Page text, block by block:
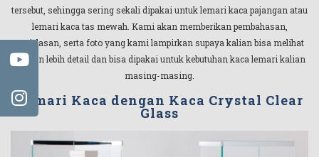
tersebut, sehingga sering sekali dipakai untuk lemari kaca pajangan atau
lemari kaca tas mewah. Kami akan memberikan pembahasan,
penjelasan, serta foto yang kami lampirkan supaya kalian bisa melihat
dengan lebih detail dan bisa dipakai untuk kebutuhan kaca lemari kalian
masing-masing.
Lemari Kaca dengan Kaca Crystal Clear
Glass